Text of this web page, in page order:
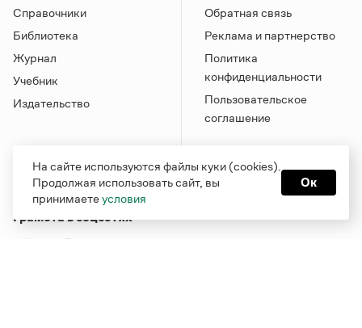
Справочники
Библиотека
Журнал
Учебник
Издательство
Обратная связь
Реклама и партнерство
Политика
конфиденциальности
Пользовательское
соглашение
Грамота в соцсетях
На сайте используются файлы куки (cookies).
Продолжая использовать сайт, вы
принимаетеусловия
Ок